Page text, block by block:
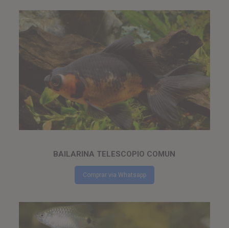
BAILARINA TELESCOPIO COMUN
Comprar via Whatsapp